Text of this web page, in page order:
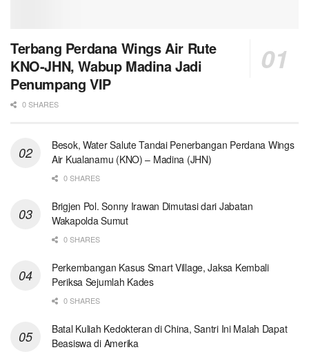
Terbang Perdana Wings Air Rute
KNO-JHN, Wabup Madina Jadi
Penumpang VIP
0 SHARES
Besok, Water Salute Tandai Penerbangan Perdana Wings
Air Kualanamu (KNO) – Madina (JHN)
0 SHARES
Brigjen Pol. Sonny Irawan Dimutasi dari Jabatan
Wakapolda Sumut
0 SHARES
Perkembangan Kasus Smart Village, Jaksa Kembali
Periksa Sejumlah Kades
0 SHARES
Batal Kuliah Kedokteran di China, Santri Ini Malah Dapat
Beasiswa di Amerika